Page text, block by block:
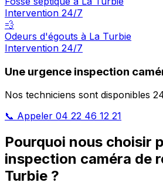
Intervention 24/7
💨
Odeurs d'égouts à La Turbie
Intervention 24/7
Une urgence inspection
Nos techniciens sont disponibles
📞 Appeler 04 22 46 12 21
Pourquoi nous choisir
inspection caméra de
Turbie ?